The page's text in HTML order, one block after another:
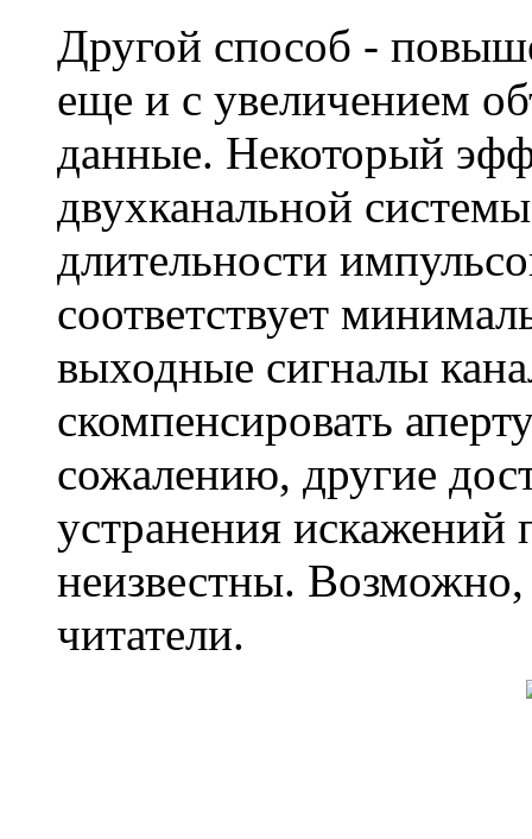
Другой способ -
еще и с увеличением
данные. Некоторый
двухканальной
длительности
соответствует
выходные сигналы
скомпенсировать
сожалению, другие
устранения искажений
неизвестны.
читатели.